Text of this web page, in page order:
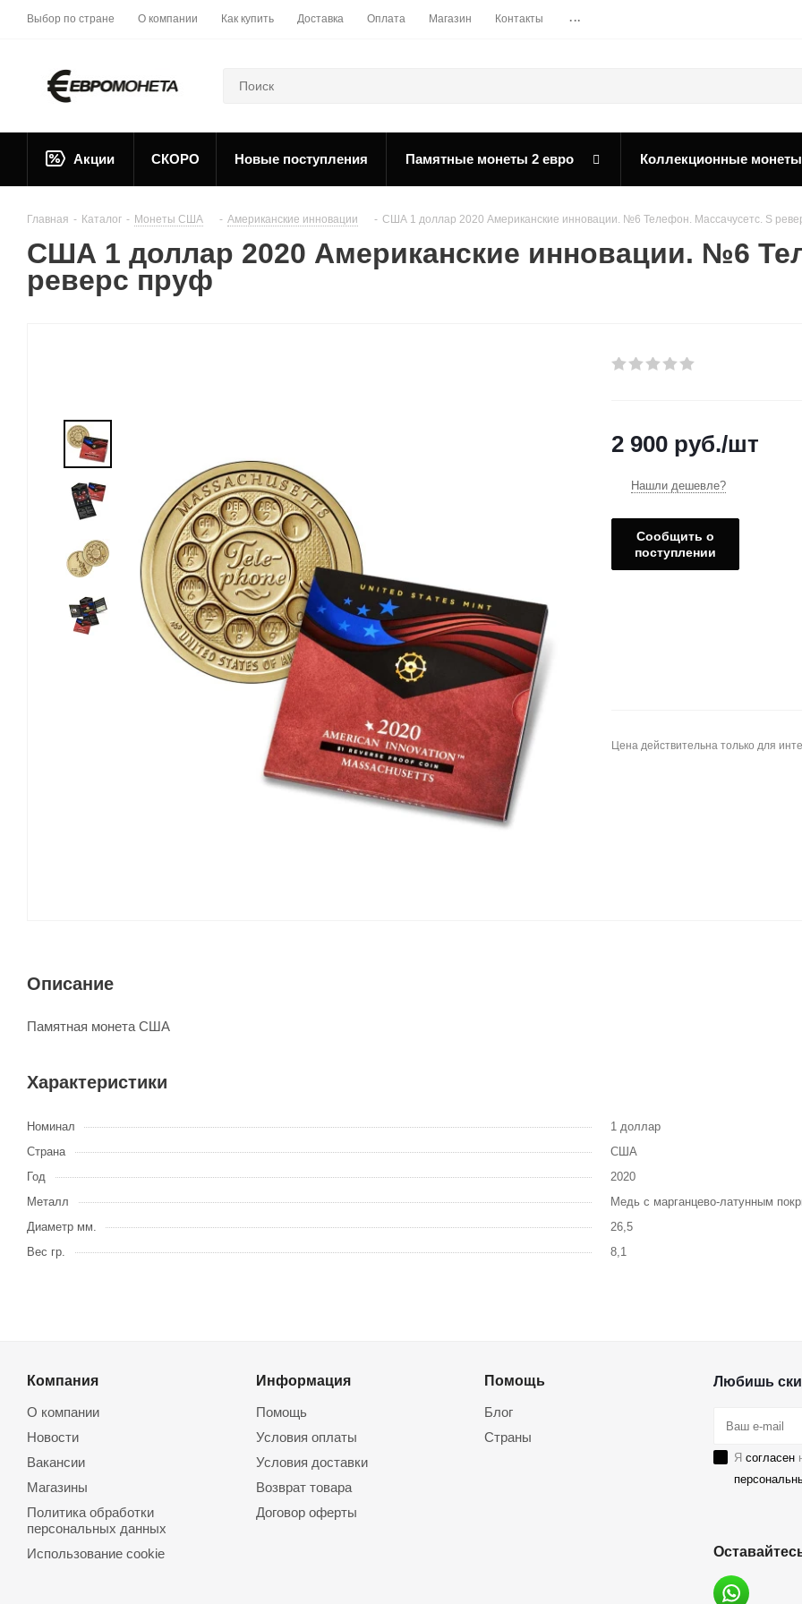
Выбор по стране О компании Как купить Доставка Оплата Магазин Контакты ...
Акции СКОРО Новые поступления Памятные монеты 2 евро Коллекционные
Главная - Каталог - Монеты США - Американские инновации - США 1 доллар 2020 Американские инновации. №6 Телефон. Массачусетс. S
США 1 доллар 2020 Американские инновации. №6
реверс пруф
2 900 руб./шт
Нашли дешевле?
Сообщить о
поступлении
Цена действительна только для
Описание
Памятная монета США
Характеристики
Номинал
1 доллар
Страна
США
Год
2020
Металл
Медь с марганцево-латунным
Диаметр мм.
26,5
Вес гр.
8,1
Компания
О компании
Новости
Вакансии
Магазины
Политика обработки
персональных данных
Использование cookie
Информация
Помощь
Условия оплаты
Условия доставки
Возврат товара
Договор оферты
Помощь
Блог
Страны
Любишь
Я согласен